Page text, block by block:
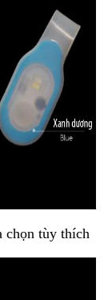
chọn tùy thích